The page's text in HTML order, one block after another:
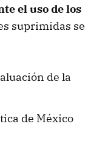
el uso de los
suprimidas se
de la
de México